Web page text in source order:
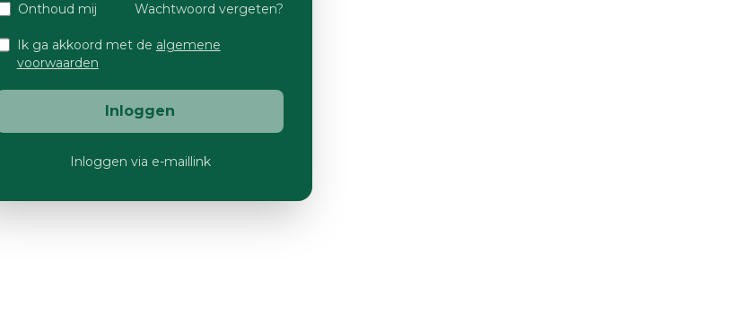
Onthoud mij Wachtwoord vergeten?
Ik ga akkoord met de algemene
voorwaarden
Inloggen
Inloggen via e-maillink